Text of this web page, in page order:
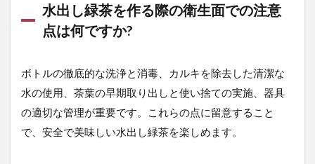
水出し緑茶を作る際の衛生面での注意
点は何ですか?
ボトルの徹底的な洗浄と消毒、カルキを除去した清潔な
水の使用、茶葉の早期取り出しと使い捨ての実施、器具
の適切な管理が重要です。これらの点に留意すること
で、安全で美味しい水出し緑茶を楽しめます。